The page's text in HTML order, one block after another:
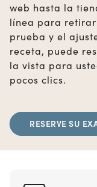
web hasta la
línea para
prueba y el
receta, puede
la vista para
pocos clics.
RESERVE SU